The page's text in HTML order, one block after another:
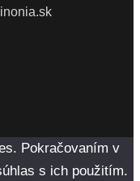
Pokračovaním v
s ich použitím.